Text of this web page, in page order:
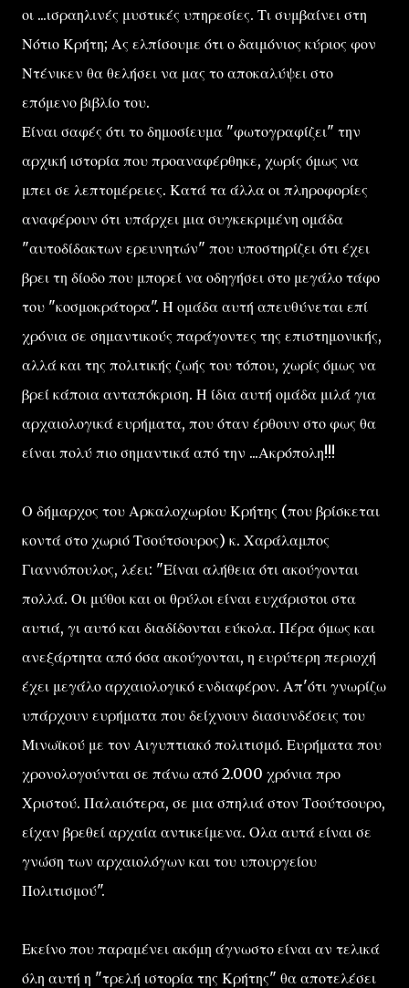
οι ...ισραηλινές μυστικές υπηρεσίες. Τι συμβαίνει στη
Νότιο Κρήτη; Ας ελπίσουμε ότι ο δαιμόνιος κύριος φον
Ντένικεν θα θελήσει να μας το αποκαλύψει στο
επόμενο βιβλίο του.
Είναι σαφές ότι το δημοσίευμα "φωτογραφίζει" την
αρχική ιστορία που προαναφέρθηκε, χωρίς όμως να
μπει σε λεπτομέρειες. Κατά τα άλλα οι πληροφορίες
αναφέρουν ότι υπάρχει μια συγκεκριμένη ομάδα
"αυτοδίδακτων ερευνητών" που υποστηρίζει ότι έχει
βρει τη δίοδο που μπορεί να οδηγήσει στο μεγάλο τάφο
του "κοσμοκράτορα". Η ομάδα αυτή απευθύνεται επί
χρόνια σε σημαντικούς παράγοντες της επιστημονικής,
αλλά και της πολιτικής ζωής του τόπου, χωρίς όμως να
βρεί κάποια ανταπόκριση. Η ίδια αυτή ομάδα μιλά για
αρχαιολογικά ευρήματα, που όταν έρθουν στο φως θα
είναι πολύ πιο σημαντικά από την ...Ακρόπολη!!!
Ο δήμαρχος του Αρκαλοχωρίου Κρήτης (που βρίσκεται
κοντά στο χωριό Τσούτσουρος) κ. Χαράλαμπος
Γιαννόπουλος, λέει: "Είναι αλήθεια ότι ακούγονται
πολλά. Οι μύθοι και οι θρύλοι είναι ευχάριστοι στα
αυτιά, γι αυτό και διαδίδονται εύκολα. Πέρα όμως και
ανεξάρτητα από όσα ακούγονται, η ευρύτερη περιοχή
έχει μεγάλο αρχαιολογικό ενδιαφέρον. Απ'ότι γνωρίζω
υπάρχουν ευρήματα που δείχνουν διασυνδέσεις του
Μινωϊκού με τον Αιγυπτιακό πολιτισμό. Ευρήματα που
χρονολογούνται σε πάνω από 2.000 χρόνια προ
Χριστού. Παλαιότερα, σε μια σπηλιά στον Τσούτσουρο,
είχαν βρεθεί αρχαία αντικείμενα. Ολα αυτά είναι σε
γνώση των αρχαιολόγων και του υπουργείου
Πολιτισμού".
Εκείνο που παραμένει ακόμη άγνωστο είναι αν τελικά
όλη αυτή η "τρελή ιστορία της Κρήτης" θα αποτελέσει